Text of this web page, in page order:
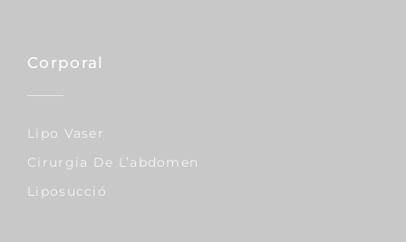
Corporal
Lipo Vaser
Cirurgia De L’abdomen
Liposucció